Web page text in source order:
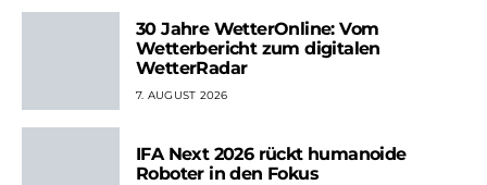
30 Jahre WetterOnline: Vom
Wetterbericht zum digitalen
WetterRadar
7. AUGUST 2026
IFA Next 2026 rückt humanoide
Roboter in den Fokus